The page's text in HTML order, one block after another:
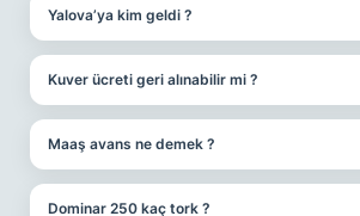
Yalova’ya kim geldi ?
Kuver ücreti geri alınabilir mi ?
Maaş avans ne demek ?
Dominar 250 kaç tork ?